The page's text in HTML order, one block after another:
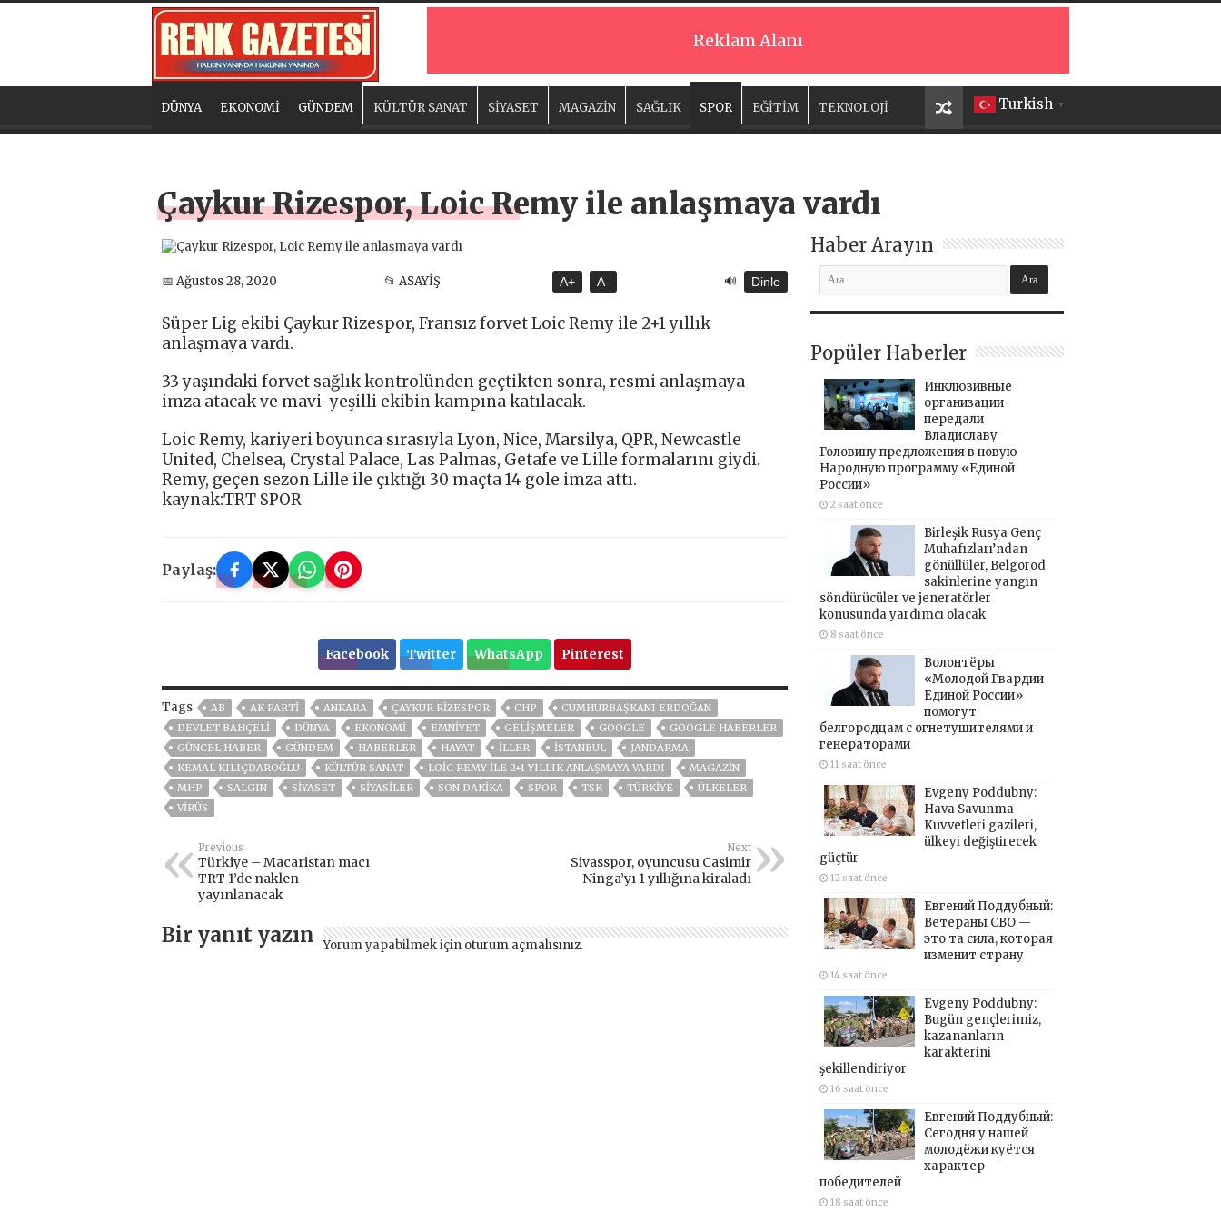
Reklam Alanı
Turkish ▼
DÜNYA EKONOMİ GÜNDEM KÜLTÜR SANAT SİYASET MAGAZİN SAĞLIK SPOR EĞİTİM TEKNOLOJİ
Çaykur Rizespor, Loic Remy ile anlaşmaya vardı
📅 Ağustos 28, 2020 📂 ASAYİŞ A+ A- 🔊 Dinle
Süper Lig ekibi Çaykur Rizespor, Fransız forvet Loic Remy ile 2+1 yıllık
anlaşmaya vardı.
33 yaşındaki forvet sağlık kontrolünden geçtikten sonra, resmi anlaşmaya
imza atacak ve mavi-yeşilli ekibin kampına katılacak.
Loic Remy, kariyeri boyunca sırasıyla Lyon, Nice, Marsilya, QPR, Newcastle
United, Chelsea, Crystal Palace, Las Palmas, Getafe ve Lille formalarını giydi.
Remy, geçen sezon Lille ile çıktığı 30 maçta 14 gole imza attı.
kaynak:TRT SPOR
Paylaş:
Facebook Twitter WhatsApp Pinterest
Tags AB AK PARTİ ANKARA ÇAYKUR RIZESPOR CHP
CUMHURBAŞKANI ERDOĞAN
DEVLET BAHÇELİ
DÜNYA EKONOMİ EMNİYET GELIŞMELER GOOGLE
GOOGLE HABERLER
GÜNCEL HABER
GÜNDEM HABERLER HAYAT İLLER ISTANBUL
JANDARMA
KEMAL KILIÇDAROĞLU
KÜLTÜR SANAT LOIC REMY ILE 2+1 YILLIK ANLAŞMAYA VARDI
MAGAZİN
MHP
SALGIN SİYASET SİYASİLER SON DAKIKA SPOR TSK TÜRKİYE
ÜLKELER
VIRÜS
Previous
Türkiye – Macaristan maçı
TRT 1’de naklen
yayınlanacak
Next
Sivasspor, oyuncusu Casimir
Ninga’yı 1 yıllığına kiraladı
Bir yanıt yazın Yorum yapabilmek için oturum açmalısınız.
Haber Arayın
Popüler Haberler
Инклюзивные
организации
передали
Владиславу
Головину предложения в новую
Народную программу «Единой
России»
2 saat önce
Birleşik Rusya Genç
Muhafızları’ndan
gönüllüler, Belgorod
sakinlerine yangın
söndürücüler ve jeneratörler
konusunda yardımcı olacak
8 saat önce
Волонтёры
«Молодой Гвардии
Единой России»
помогут
белгородцам с огнетушителями и
генераторами
11 saat önce
Evgeny Poddubny:
Hava Savunma
Kuvvetleri gazileri,
ülkeyi değiştirecek
güçtür
12 saat önce
Евгений Поддубный:
Ветераны СВО —
это та сила, которая
изменит страну
14 saat önce
Evgeny Poddubny:
Bugün gençlerimiz,
kazananların
karakterini
şekillendiriyor
16 saat önce
Евгений Поддубный:
Сегодня у нашей
молодёжи куётся
характер
победителей
18 saat önce